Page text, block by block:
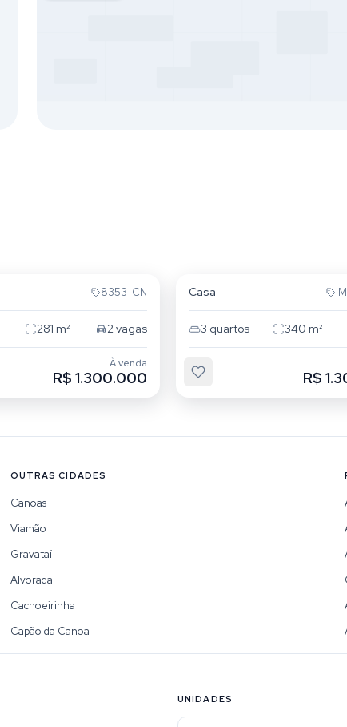
8353-CN
281 m² 2vagas
À venda
R$ 1.300.000
Casa
3 quartos 340 m²
R$
OUTRAS CIDADES
Canoas
Viamão
Gravataí
Alvorada
Cachoeirinha
Capão da Canoa
UNIDADES